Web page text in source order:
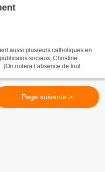
aussi plusieurs catholiques en
sociaux, Christine
notera l’absence de tout
Page suivante >